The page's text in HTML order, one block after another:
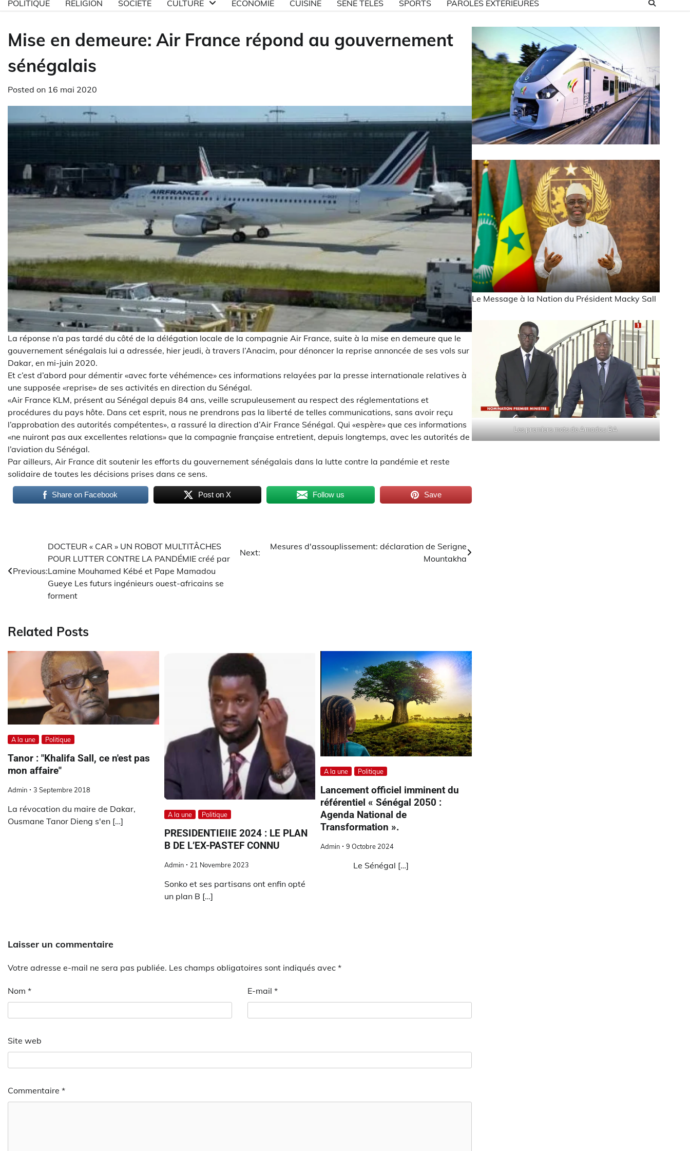
POLITIQUE
RELIGION SOCIETE CULTURE ECONOMIE CUISINE SÉNE TÉLÉS SPORTS PAROLES EXTÉRIEURES
Mise en demeure: Air France répond au gouvernement
sénégalais
Posted on 16 mai 2020
La réponse n’a pas tardé du côté de la délégation locale de la compagnie Air France, suite à la mise en demeure que le
gouvernement sénégalais lui a adressée, hier jeudi, à travers l’Anacim, pour dénoncer la reprise annoncée de ses vols sur
Dakar, en mi-juin 2020.
Et c’est d’abord pour démentir «avec forte véhémence» ces informations relayées par la presse internationale relatives à
une supposée «reprise» de ses activités en direction du Sénégal.
«Air France KLM, présent au Sénégal depuis 84 ans, veille scrupuleusement au respect des réglementations et
procédures du pays hôte. Dans cet esprit, nous ne prendrons pas la liberté de telles communications, sans avoir reçu
l’approbation des autorités compétentes», a rassuré la direction d’Air France Sénégal. Qui «espère» que ces informations
«ne nuiront pas aux excellentes relations» que la compagnie française entretient, depuis longtemps, avec les autorités de
l’aviation du Sénégal.
Par ailleurs, Air France dit soutenir les efforts du gouvernement sénégalais dans la lutte contre la pandémie et reste
solidaire de toutes les décisions prises dans ce sens.
Share on Facebook Post on X Follow us Save
Navigation
de
l’article
Previous:
DOCTEUR « CAR » UN ROBOT MULTITÂCHES
POUR LUTTER CONTRE LA PANDÉMIE créé par
Lamine Mouhamed Kébé et Pape Mamadou
Gueye Les futurs ingénieurs ouest-africains se
forment
Next:
Mesures d'assouplissement: déclaration de Serigne
Mountakha
Related Posts
A la une Politique
Tanor : "Khalifa Sall, ce n'est pas
mon affaire"
Admin 3 Septembre 2018
La révocation du maire de Dakar,
Ousmane Tanor Dieng s'en […]
A la une Politique
PRESIDENTIEIIE 2024 : LE PLAN
B DE L’EX-PASTEF CONNU
Admin 21 Novembre 2023
Sonko et ses partisans ont enfin opté
un plan B […]
A la une Politique
Lancement officiel imminent du
référentiel « Sénégal 2050 :
Agenda National de
Transformation ».
Admin 9 Octobre 2024
Le Sénégal […]
Laisser un commentaire
Votre adresse e-mail ne sera pas publiée. Les champs obligatoires sont indiqués avec *
Nom * E-mail *
Site web
Commentaire *
Le Message à la Nation du Président Macky Sall
Les premiers mots de Amadou BA